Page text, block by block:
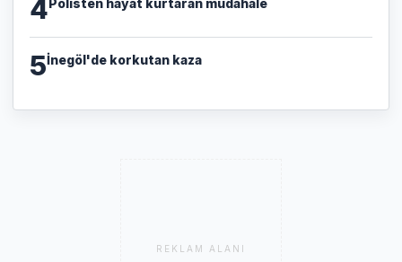
4 Polisten hayat kurtaran müdahale
5İnegöl'de korkutan kaza
REKLAM ALANI